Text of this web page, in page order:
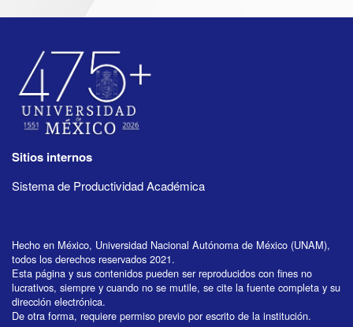
Sitios internos
Sistema de Productividad Académica
Hecho en México, Universidad Nacional Autónoma de México (UNAM),
todos los derechos reservados 2021.
Esta página y sus contenidos pueden ser reproducidos con fines no
lucrativos, siempre y cuando no se mutile, se cite la fuente completa y su
dirección electrónica.
De otra forma, requiere permiso previo por escrito de la institución.